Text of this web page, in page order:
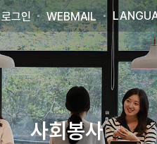
사회봉사
로그인 WEBMAIL